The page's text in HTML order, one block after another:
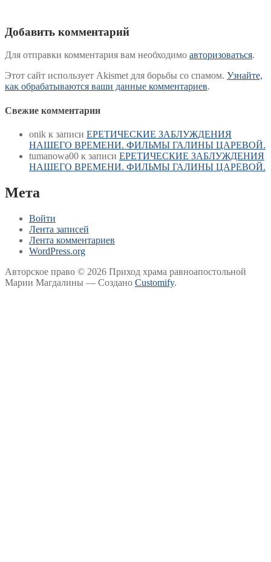
Добавить комментарий
Для отправки комментария вам необходимо авторизоваться.
Этот сайт использует Akismet для борьбы со спамом. Узнайте,
как обрабатываются ваши данные комментариев.
Свежие комментарии
onik к записи ЕРЕТИЧЕСКИЕ ЗАБЛУЖДЕНИЯ
НАШЕГО ВРЕМЕНИ. ФИЛЬМЫ ГАЛИНЫ ЦАРЕВОЙ.
tumanowa00 к записи ЕРЕТИЧЕСКИЕ ЗАБЛУЖДЕНИЯ
НАШЕГО ВРЕМЕНИ. ФИЛЬМЫ ГАЛИНЫ ЦАРЕВОЙ.
Мета
Войти
Лента записей
Лента комментариев
WordPress.org
Авторское право © 2026 Приход храма равноапостольной
Марии Магдалины — Создано Customify.